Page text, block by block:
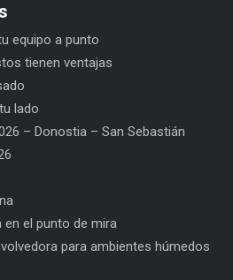
equipo a punto
tienen ventajas
lado
– Donostia – San Sebastián
en el punto de mira
para ambientes húmedos